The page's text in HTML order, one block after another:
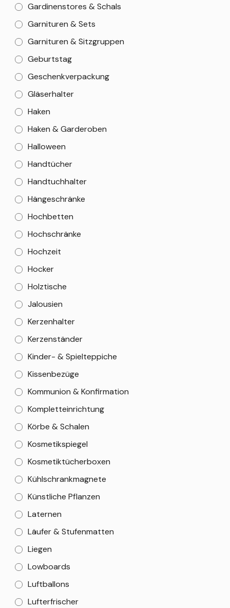
Gardinenstores & Schals
Garnituren & Sets
Garnituren & Sitzgruppen
Geburtstag
Geschenkverpackung
Gläserhalter
Haken
Haken & Garderoben
Halloween
Handtücher
Handtuchhalter
Hängeschränke
Hochbetten
Hochschränke
Hochzeit
Hocker
Holztische
Jalousien
Kerzenhalter
Kerzenständer
Kinder- & Spielteppiche
Kissenbezüge
Kommunion & Konfirmation
Kompletteinrichtung
Körbe & Schalen
Kosmetikspiegel
Kosmetiktücherboxen
Kühlschrankmagnete
Künstliche Pflanzen
Laternen
Läufer & Stufenmatten
Liegen
Lowboards
Luftballons
Lufterfrischer